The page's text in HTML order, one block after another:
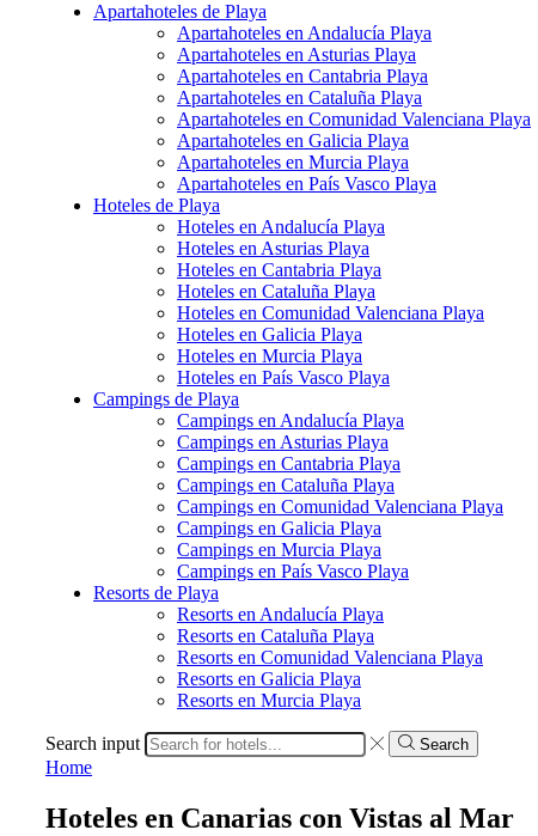
Apartahoteles de Playa
Apartahoteles en Andalucía Playa
Apartahoteles en Asturias Playa
Apartahoteles en Cantabria Playa
Apartahoteles en Cataluña Playa
Apartahoteles en Comunidad Valenciana Playa
Apartahoteles en Galicia Playa
Apartahoteles en Murcia Playa
Apartahoteles en País Vasco Playa
Hoteles de Playa
Hoteles en Andalucía Playa
Hoteles en Asturias Playa
Hoteles en Cantabria Playa
Hoteles en Cataluña Playa
Hoteles en Comunidad Valenciana Playa
Hoteles en Galicia Playa
Hoteles en Murcia Playa
Hoteles en País Vasco Playa
Campings de Playa
Campings en Andalucía Playa
Campings en Asturias Playa
Campings en Cantabria Playa
Campings en Cataluña Playa
Campings en Comunidad Valenciana Playa
Campings en Galicia Playa
Campings en Murcia Playa
Campings en País Vasco Playa
Resorts de Playa
Resorts en Andalucía Playa
Resorts en Cataluña Playa
Resorts en Comunidad Valenciana Playa
Resorts en Galicia Playa
Resorts en Murcia Playa
Search input Search
Home
Hoteles en Canarias con Vistas al Mar